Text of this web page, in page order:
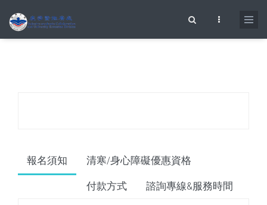
報名須知 清寒/身心障礙優惠資格
付款方式 諮詢專線&服務時間